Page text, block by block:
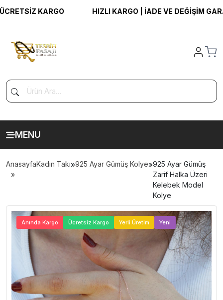
KARGO HIZLI KARGO | İADE VE DEĞİŞİM
MENU
AnasayfaKadın Takı»925 Ayar Gümüş Kolye»925 Ayar Gümüş
Zarif Halka Üzeri
Kelebek Model
Kolye
Anında Kargo Ücretsiz Kargo Yerli Üretim Yeni